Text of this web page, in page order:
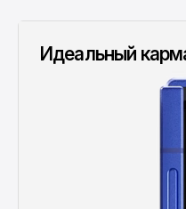
Идеальный